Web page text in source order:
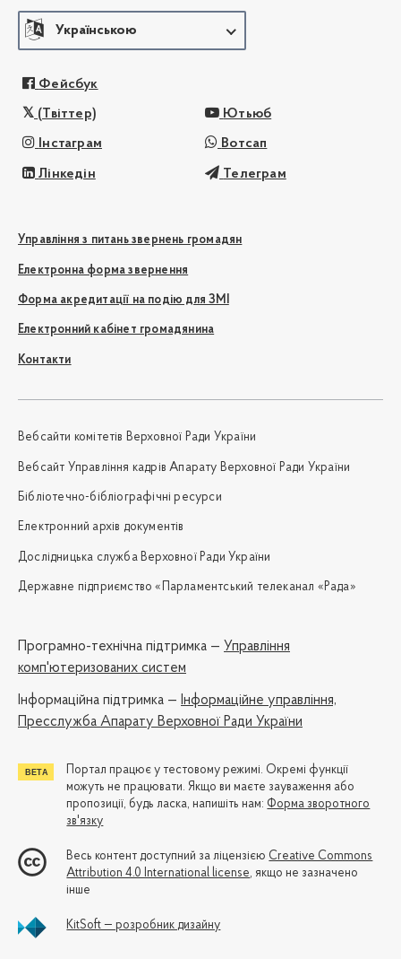
Українською
Фейсбук
(Твіттер) Ютьюб
Інстаграм Вотсап
Лінкедін Телеграм
Управління з питань звернень громадян
Електронна форма звернення
Форма акредитації на подію для ЗМІ
Електронний кабінет громадянина
Контакти
Вебсайти комітетів Верховної Ради України
Вебсайт Управління кадрів Апарату Верховної Ради України
Бібліотечно-бібліографічні ресурси
Електронний архів документів
Дослідницька служба Верховної Ради України
Державне підприємство «Парламентський телеканал «Рада»
Програмно-технічна підтримка — Управління
комп'ютеризованих систем
Iнформаційна підтримка — Інформаційне управління,
Пресслужба Апарату Верховної Ради України
Портал працює у тестовому режимі. Окремі функції
можуть не працювати. Якщо ви маєте зауваження або
пропозиції, будь ласка, напишіть нам: Форма зворотного
зв'язку
Весь контент доступний за ліцензією Creative Commons
Attribution 4.0 International license, якщо не зазначено
інше
KitSoft — розробник дизайну